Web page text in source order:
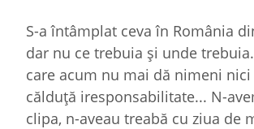
S-a întâmplat ceva în România
dar nu ce trebuia şi unde
care acum nu mai dă nimeni
călduţă iresponsabilitate... N-
clipa, n-aveau treabă cu ziua de